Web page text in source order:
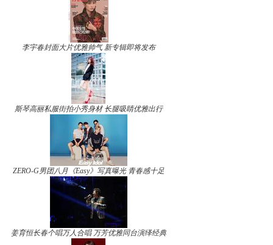
李宇春封面大片优雅帅气 新专辑即将发布
斯琴高丽私服街拍小秀身材 长腿吸睛优雅出行
ZERO-G男团八月《Easy》写真曝光 青春感十足
姜育恒长春个唱万人合唱 万芳优雅同台演绎经典